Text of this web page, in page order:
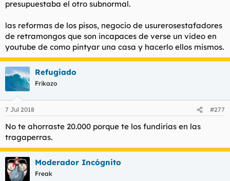
presupuestaba el otro subnormal.
las reformas de los pisos, negocio de usurerosestafadores
de retramongos que son incapaces de verse un video en
youtube de como pintyar una casa y hacerlo ellos mismos.
Refugiado
Frikazo
7 Jul 2018 #277
No te ahorraste 20.000 porque te los fundirías en las
tragaperras.
Moderador Incógnito
Freak